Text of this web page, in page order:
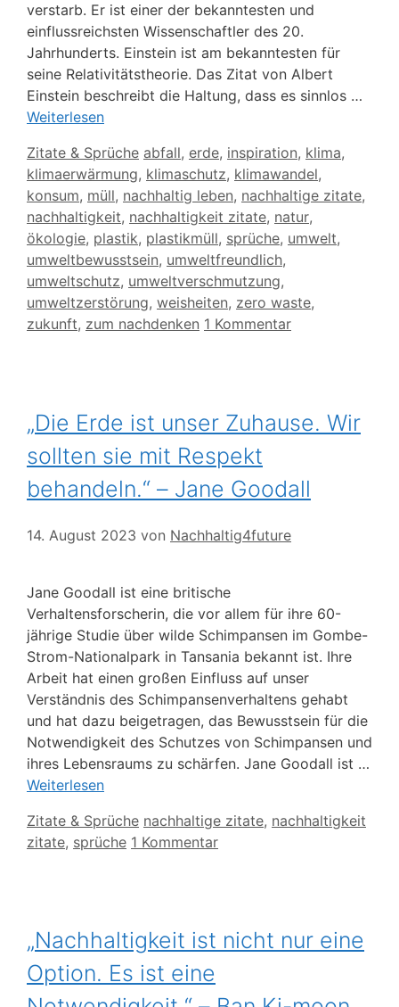
verstarb. Er ist einer der bekanntesten und
einflussreichsten Wissenschaftler des 20.
Jahrhunderts. Einstein ist am bekanntesten für
seine Relativitätstheorie. Das Zitat von Albert
Einstein beschreibt die Haltung, dass es sinnlos …
Weiterlesen
Kategorien
Zitate & Sprüche Schlagwörter
abfall, erde, inspiration, klima,
klimaerwärmung, klimaschutz, klimawandel,
konsum, müll, nachhaltig leben, nachhaltige zitate,
nachhaltigkeit, nachhaltigkeit zitate, natur,
ökologie, plastik, plastikmüll, sprüche, umwelt,
umweltbewusstsein, umweltfreundlich,
umweltschutz, umweltverschmutzung,
umweltzerstörung, weisheiten, zero waste,
zukunft, zum nachdenken 1 Kommentar
„Die Erde ist unser Zuhause. Wir
sollten sie mit Respekt
behandeln.“ – Jane Goodall
14. August 2023 von Nachhaltig4future
Jane Goodall ist eine britische
Verhaltensforscherin, die vor allem für ihre 60-
jährige Studie über wilde Schimpansen im Gombe-
Strom-Nationalpark in Tansania bekannt ist. Ihre
Arbeit hat einen großen Einfluss auf unser
Verständnis des Schimpansenverhaltens gehabt
und hat dazu beigetragen, das Bewusstsein für die
Notwendigkeit des Schutzes von Schimpansen und
ihres Lebensraums zu schärfen. Jane Goodall ist …
Weiterlesen
Kategorien
Zitate & Sprüche Schlagwörter
nachhaltige zitate, nachhaltigkeit
zitate, sprüche 1 Kommentar
„Nachhaltigkeit ist nicht nur eine
Option. Es ist eine